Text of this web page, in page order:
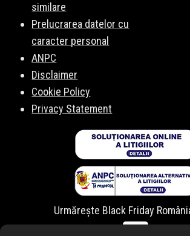
similare
Prelucrarea datelor cu
caracter personal
ANPC
Disclaimer
Cookie Policy
Privacy Statement
Urmărește Black Friday